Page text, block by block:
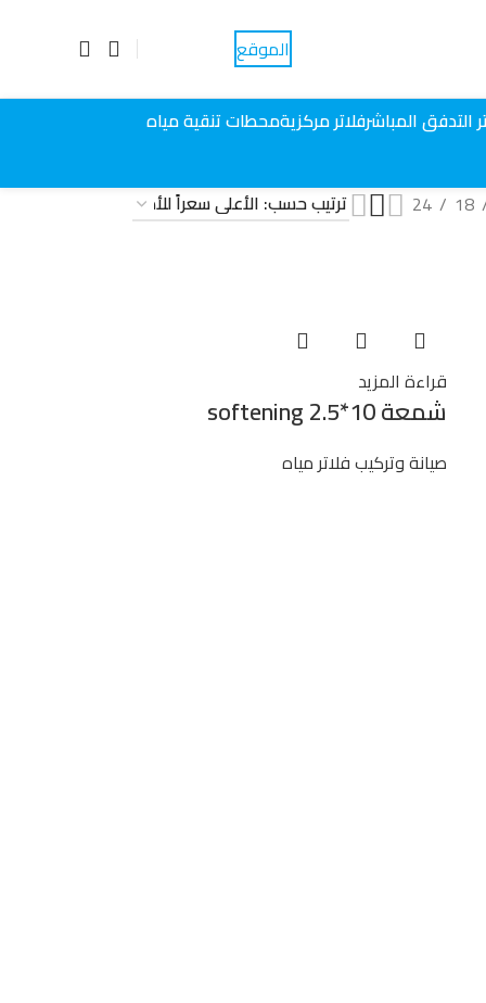
الموقع
التدفق المباشرفلاتر مركزيةمحطات تنقية مياه
18
24
قراءة المزيد
شمعة softening 2.5*10
صيانة وتركيب فلاتر مياه